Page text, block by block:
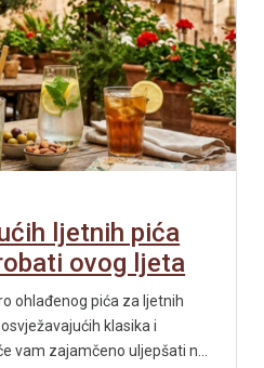
ljetnih pića
ovog ljeta
ohlađenog pića za ljetnih
klasika i
vam zajamčeno uljepšati n...